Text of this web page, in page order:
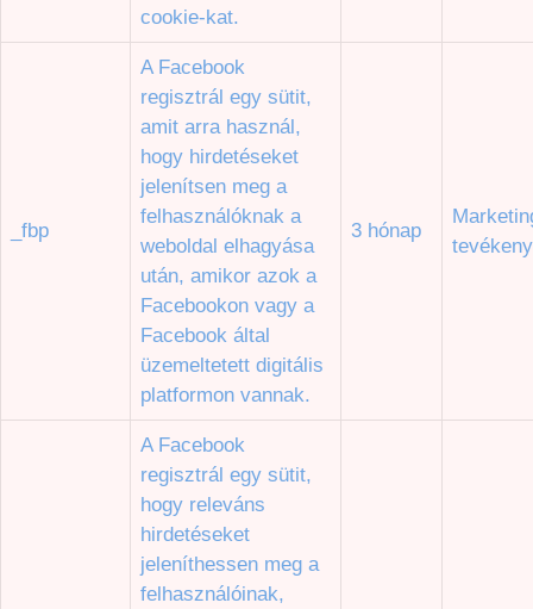
cookie-kat.
_fbp
A Facebook
regisztrál egy sütit,
amit arra használ,
hogy hirdetéseket
jelenítsen meg a
felhasználóknak a
weboldal elhagyása
után, amikor azok a
Facebookon vagy a
Facebook által
üzemeltetett digitális
platformon vannak.
3 hónap
A Facebook
regisztrál egy sütit,
hogy releváns
hirdetéseket
jeleníthessen meg a
felhasználóinak,